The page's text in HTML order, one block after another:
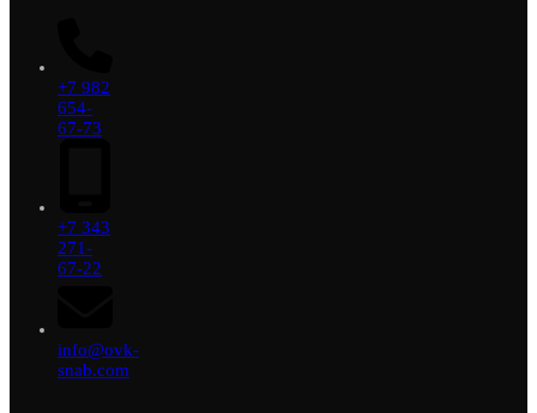
+7 982
654-
67-73
+7 343
271-
67-22
info@ovk-
snab.com